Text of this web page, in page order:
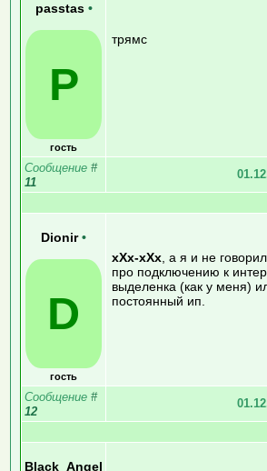
passtas •
P
гость
трямс
Сообщение #
11
Dionir •
D
гость
xXx-xXx , а я и не
про подключению к
выделенка (как у меня)
постоянный ип.
Сообщение #
12
Black_Angel